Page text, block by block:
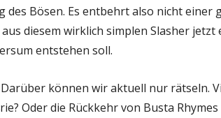
des Bösen. Es entbehrt also nicht einer
diesem wirklich simplen Slasher jetzt
entstehen soll.
können wir aktuell nur rätseln.
Oder die Rückkehr von Busta Rhymes